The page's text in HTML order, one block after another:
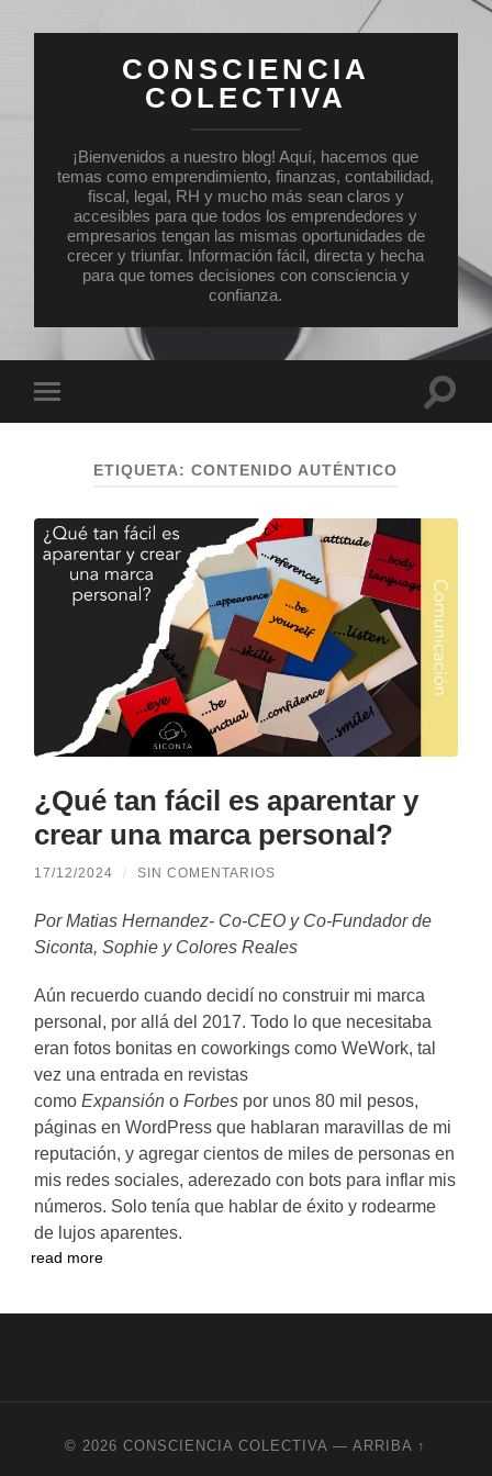
CONSCIENCIA
COLECTIVA
¡Bienvenidos a nuestro blog! Aquí, hacemos que
temas como emprendimiento, finanzas, contabilidad,
fiscal, legal, RH y mucho más sean claros y
accesibles para que todos los emprendedores y
empresarios tengan las mismas oportunidades de
crecer y triunfar. Información fácil, directa y hecha
para que tomes decisiones con consciencia y
confianza.
el
ETIQUETA:CONTENIDO AUTÉNTICO
¿Qué tan fácil es aparentar y
crear una marca personal?
17/12/2024 / SIN COMENTARIOS
Por Matias Hernandez- Co-CEO y Co-Fundador de
Siconta, Sophie y Colores Reales
Aún recuerdo cuando decidí no construir mi marca
personal, por allá del 2017. Todo lo que necesitaba
eran fotos bonitas en coworkings como WeWork, tal
vez una entrada en revistas
comoExpansión oForbes por unos 80 mil pesos,
páginas en WordPress que hablaran maravillas de mi
reputación, y agregar cientos de miles de personas en
mis redes sociales, aderezado con bots para inflar mis
números. Solo tenía que hablar de éxito y rodearme
de lujos aparentes.
read more
© 2026CONSCIENCIA COLECTIVA —ARRIBA ↑